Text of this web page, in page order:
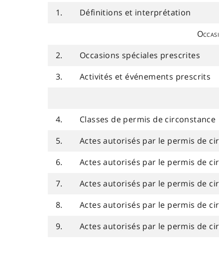
1.
Définitions et interprétation
2.
Occasions spéciales prescrites
3.
Activités et événements prescrits
4.
Classes de permis de circonstance
5.
Actes autorisés par le permis de
6.
Actes autorisés par le permis de
7.
Actes autorisés par le permis de
8.
Actes autorisés par le permis de
9.
Actes autorisés par le permis de